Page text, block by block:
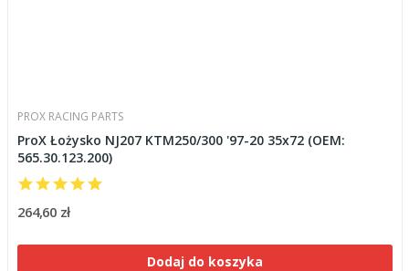
PROX RACING PARTS
ProX Łożysko NJ207 KTM250/300 '97-20 35x72 (OEM:
565.30.123.200)
264,60 zł
Dodaj do koszyka